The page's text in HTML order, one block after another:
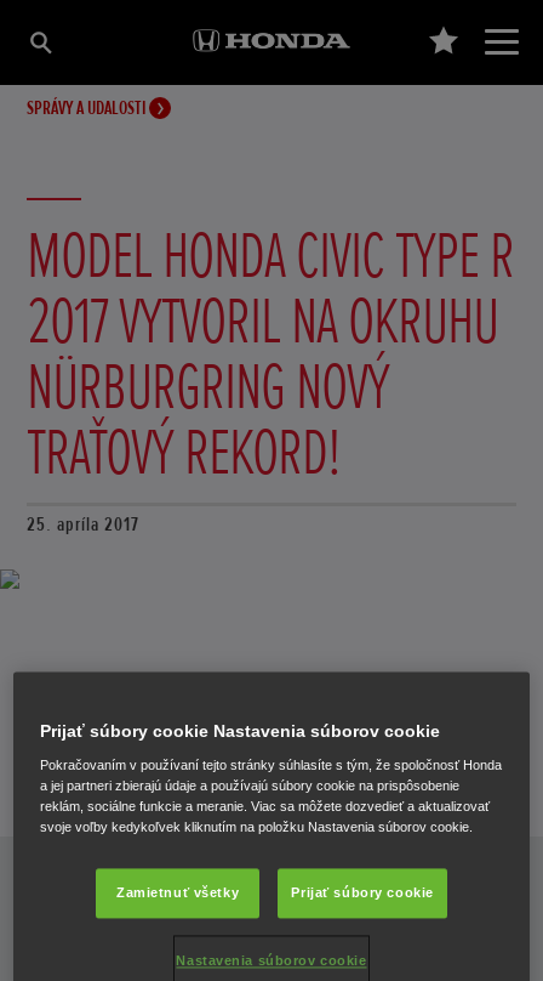
SPRÁVY A UDALOSTI
MODEL HONDA CIVIC TYPE R
2017 VYTVORIL NA OKRUHU
NÜRBURGRING NOVÝ
TRAŤOVÝ REKORD!
25. apríla 2017
Útok na rekord Nürburgringu skončil dosiahnutým časom
7min 43,8s
Prijať súbory cookie Nastavenia súborov cookie
Pokračovaním v používaní tejto stránky súhlasíte s tým, že spoločnosť Honda
a jej partneri zbierajú údaje a používajú súbory cookie na prispôsobenie
reklám, sociálne funkcie a meranie. Viac sa môžete dozvedieť a aktualizovať
svoje voľby kedykoľvek kliknutím na položku Nastavenia súborov cookie.
Zamietnuť všetky Prijať súbory cookie
Nastavenia súborov cookie